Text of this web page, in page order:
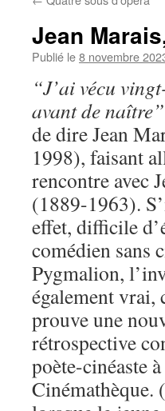
Jean
Publié le8 novembre
“J’ai vécu
avant de naître”
de dire Jean
1998), faisant
rencontre avec
(1889-1963).
effet, difficile
comédien sans
Pygmalion,
également vrai,
prouve une
rétrospective
poète-cinéaste
Cinémathèque.